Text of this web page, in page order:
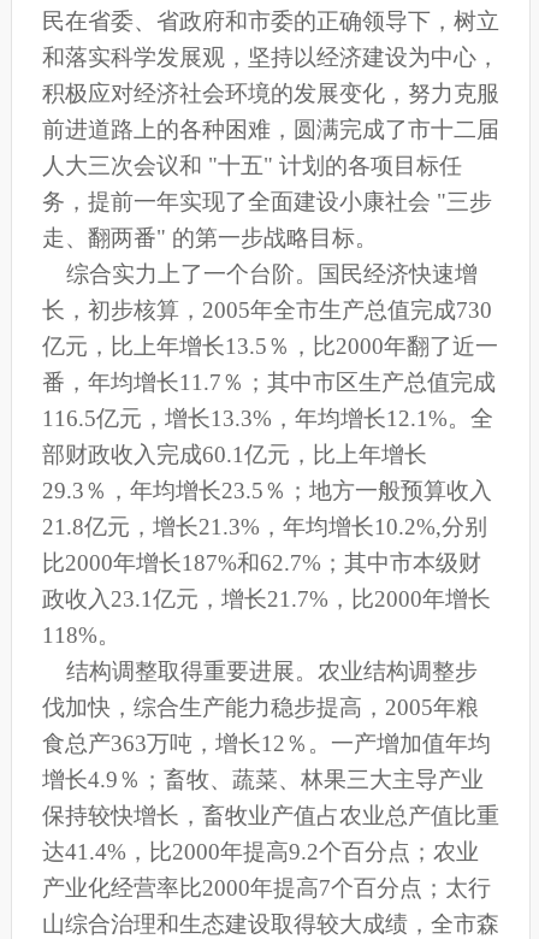
民在省委、省政府和市委的正确领导下，树立
和落实科学发展观，坚持以经济建设为中心，
积极应对经济社会环境的发展变化，努力克服
前进道路上的各种困难，圆满完成了市十二届
人大三次会议和 "十五" 计划的各项目标任
务，提前一年实现了全面建设小康社会 "三步
走、翻两番" 的第一步战略目标。
综合实力上了一个台阶。国民经济快速增
长，初步核算，2005年全市生产总值完成730
亿元，比上年增长13.5％，比2000年翻了近一
番，年均增长11.7％；其中市区生产总值完成
116.5亿元，增长13.3%，年均增长12.1%。全
部财政收入完成60.1亿元，比上年增长
29.3％，年均增长23.5％；地方一般预算收入
21.8亿元，增长21.3%，年均增长10.2%,分别
比2000年增长187%和62.7%；其中市本级财
政收入23.1亿元，增长21.7%，比2000年增长
118%。
结构调整取得重要进展。农业结构调整步
伐加快，综合生产能力稳步提高，2005年粮
食总产363万吨，增长12％。一产增加值年均
增长4.9％；畜牧、蔬菜、林果三大主导产业
保持较快增长，畜牧业产值占农业总产值比重
达41.4%，比2000年提高9.2个百分点；农业
产业化经营率比2000年提高7个百分点；太行
山综合治理和生态建设取得较大成绩，全市森